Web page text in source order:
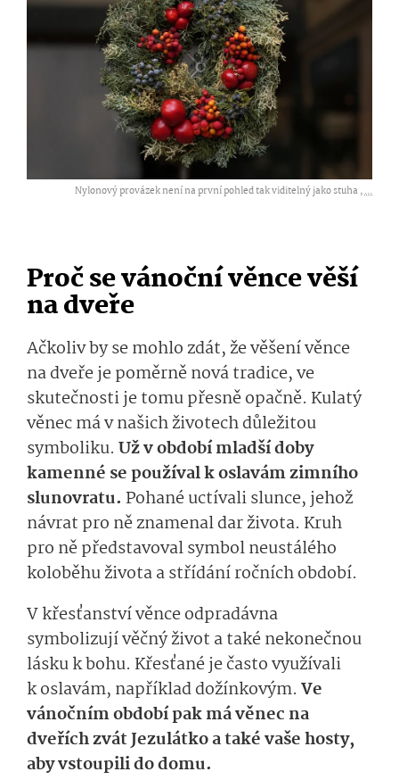
Nylonový provázek není na první pohled tak viditelný jako stuha ,...
Proč se vánoční věnce věší
na dveře
Ačkoliv by se mohlo zdát, že věšení věnce
na dveře je poměrně nová tradice, ve
skutečnosti je tomu přesně opačně. Kulatý
věnec má v našich životech důležitou
symboliku. Už v období mladší doby
kamenné se používal k oslavám zimního
slunovratu. Pohané uctívali slunce, jehož
návrat pro ně znamenal dar života. Kruh
pro ně představoval symbol neustálého
koloběhu života a střídání ročních období.
V křesťanství věnce odpradávna
symbolizují věčný život a také nekonečnou
lásku k bohu. Křesťané je často využívali
k oslavám, například dožínkovým. Ve
vánočním období pak má věnec na
dveřích zvát Jezulátko a také vaše hosty,
aby vstoupili do domu.